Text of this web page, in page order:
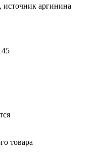
источник аргинина
товара